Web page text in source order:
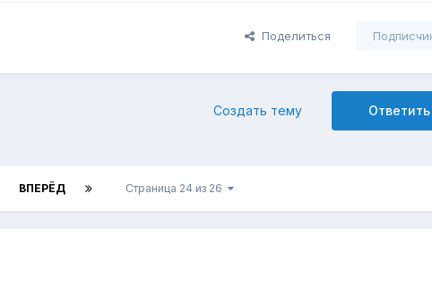
Поделиться
Создать тему
ВПЕРЁД Страница 24 из 26